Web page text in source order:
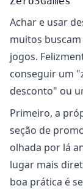
Achar e usar
muitos
jogos.
conseguir um
desconto" ou
Primeiro, a
seção de
olhada por lá
lugar mais
boa prática é